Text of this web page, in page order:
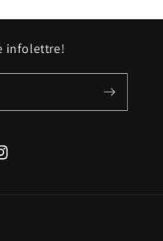
infolettre!